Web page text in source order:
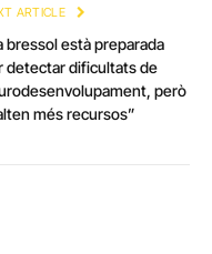
ARTICLE
bressol està preparada
detectar dificultats de
però
més recursos”